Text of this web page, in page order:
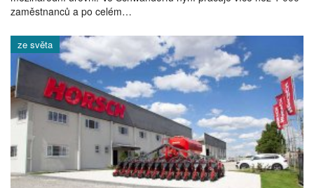
zaměstnanců a po celém…
ze světa